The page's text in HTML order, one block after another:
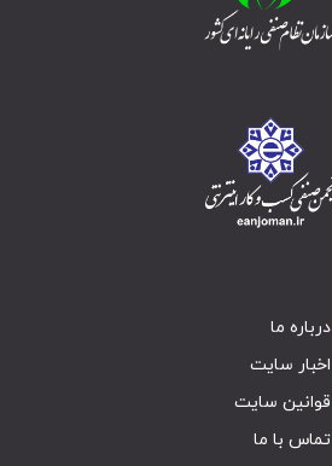
درباره ما
اخبار سایت
قوانین سایت
تماس با ما